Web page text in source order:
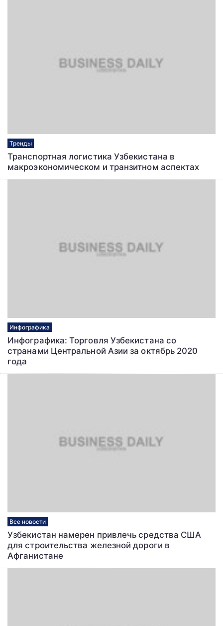
Тренды
Транспортная логистика Узбекистана в
макроэкономическом и транзитном аспектах
Инфографика
Инфографика: Торговля Узбекистана со
странами Центральной Азии за октябрь 2020
года
Все новости
Узбекистан намерен привлечь средства США
для строительства железной дороги в
Афганистане